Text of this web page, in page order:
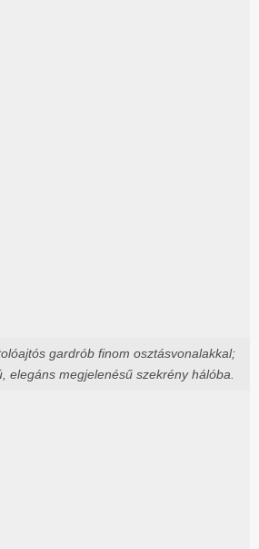
gardrób finom osztásvonalakkal;
elegáns megjelenésű szekrény hálóba.